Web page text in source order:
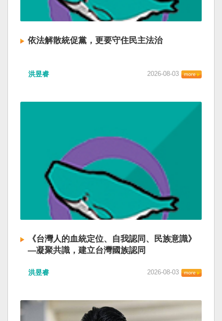
依法解散統促黨，更要守住民主法治
洪昱睿 2026-08-03
《台灣人的血統定位、自我認同、民族意識》
—凝聚共識，建立台灣國族認同
洪昱睿 2026-08-03